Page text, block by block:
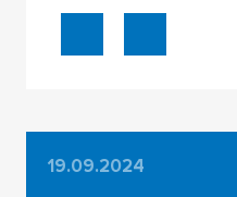
19.09.2024